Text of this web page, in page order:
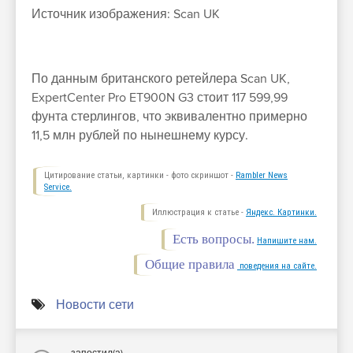
Источник изображения: Scan UK
По данным британского ретейлера Scan UK,
ExpertCenter Pro ET900N G3 стоит 117 599,99
фунта стерлингов, что эквивалентно примерно
11,5 млн рублей по нынешнему курсу.
Цитирование статьи, картинки - фото скриншот - Rambler News
Service.
Иллюстрация к статье - Яндекс. Картинки.
Есть вопросы. Напишите нам.
Общие правила поведения на сайте.
Новости сети